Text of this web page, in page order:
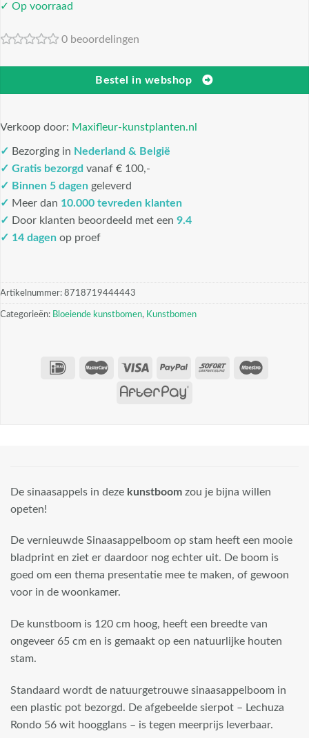
✓ Op voorraad
0 beoordelingen
Bestel in webshop
Verkoop door: Maxifleur-kunstplanten.nl
✓ Bezorging in Nederland & België
✓ Gratis bezorgd vanaf € 100,-
✓ Binnen 5 dagen geleverd
✓ Meer dan 10.000 tevreden klanten
✓ Door klanten beoordeeld met een 9.4
✓ 14 dagen op proef
Artikelnummer: 8718719444443
Categorieën: Bloeiende kunstbomen, Kunstbomen
De sinaasappels in deze kunstboom zou je bijna willen
opeten!
De vernieuwde Sinaasappelboom op stam heeft een mooie
bladprint en ziet er daardoor nog echter uit. De boom is
goed om een thema presentatie mee te maken, of gewoon
voor in de woonkamer.
De kunstboom is 120 cm hoog, heeft een breedte van
ongeveer 65 cm en is gemaakt op een natuurlijke houten
stam.
Standaard wordt de natuurgetrouwe sinaasappelboom in
een plastic pot bezorgd. De afgebeelde sierpot – Lechuza
Rondo 56 wit hoogglans – is tegen meerprijs leverbaar.